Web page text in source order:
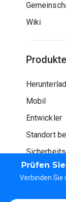
Prüfen
Verbinden Sie
Wiki
Produkte
Mobil
Entwickler
Standort